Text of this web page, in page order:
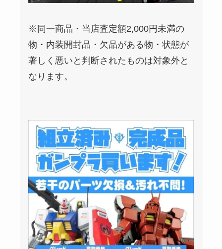
※同一商品・当店査定額2,000円未満の
物・内装開封品・欠品がある物・状態が
著しく悪いと判断されたものは対象外と
なります。